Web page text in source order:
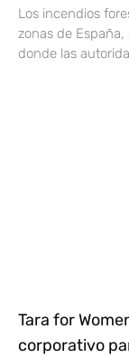
Los incendios
zonas de
donde las
Tara for
corporativo